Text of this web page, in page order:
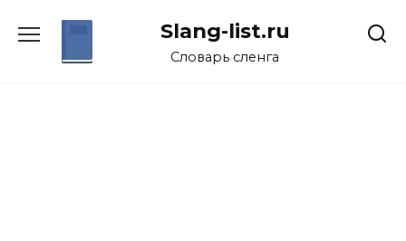
Slang-list.ru
Словарь сленга